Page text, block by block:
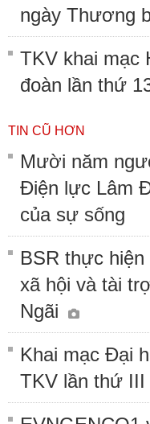
ngày Thương
TKV khai mạc
đoàn lần thứ
TIN CŨ HƠN
Mười năm
Điện lực Lâm
của sự sống
BSR thực hiện
xã hội và tài
Ngãi
Khai mạc Đại
TKV lần thứ III